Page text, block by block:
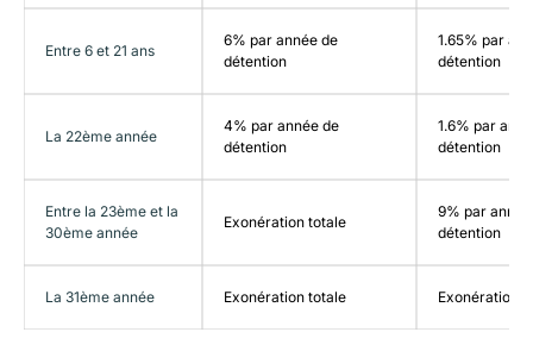
Entre 6 et 21 ans
6% par année de
détention
1.65% par
détention
La 22ème année
4% par année de
détention
1.6% par
détention
Entre la 23ème et la
30ème année
Exonération totale
9% par
détention
La 31ème année Exonération totale Exonération